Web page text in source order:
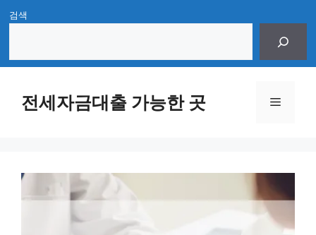
Skip
content
검색
전세자금대출 가능한 곳 Menu